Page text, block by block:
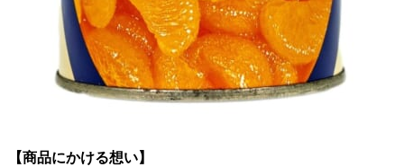
【商品にかける想い】